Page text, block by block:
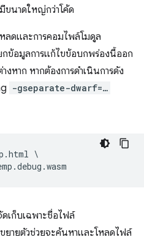
นาดใหญ่กว่าโค้ด
หลดและการคอมไพล์โมดูล
ข้อมูลการแก้ไขข้อบกพร่องนี้ออก
หาก หากต้องการดำเนินการดัง
-gseparate-dwarf=…
\
ก็บเฉพาะชื่อไฟล์
ยายตัวช่วยจะค้นหาและโหลดไฟล์